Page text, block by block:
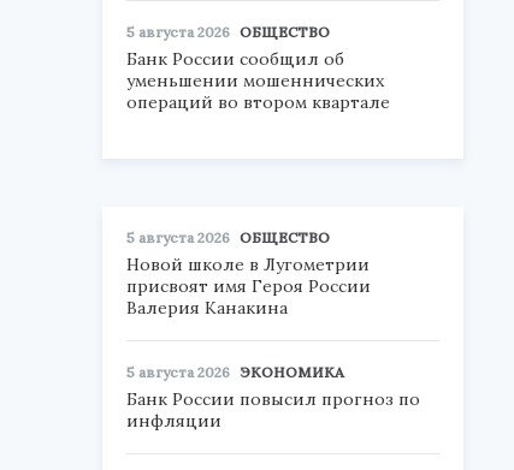
5 августа 2026 ОБЩЕСТВО
Банк России сообщил об
уменьшении мошеннических
операций во втором квартале
5 августа 2026 ОБЩЕСТВО
Новой школе в Лугометрии
присвоят имя Героя России
Валерия Канакина
5 августа 2026 ЭКОНОМИКА
Банк России повысил прогноз по
инфляции